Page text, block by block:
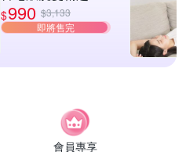
任選3入贈法國精油
沐浴正貨400ml[限
梳乙支]
$990 $3,133
即將售完
會員專享